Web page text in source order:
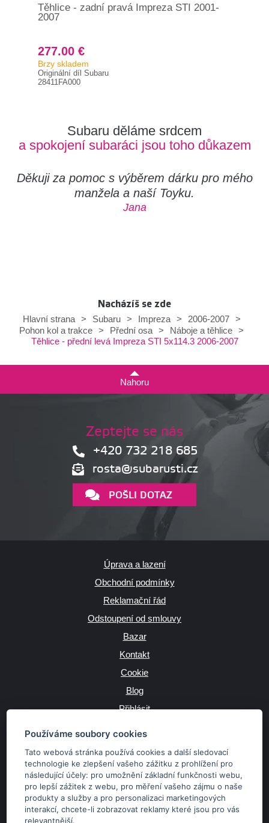
Používáme soubory cookies
Tato webová stránka používá cookies a další sledovací
technologie ke zlepšení vašeho zážitku z prohlížení pro
následující účely: pro umožnění základní funkčnosti webu,
pro lepší zážitek z webu, pro měření vašeho zájmu o naše
produkty a služby a pro personalizaci marketingových
interakcí,chcete-li zobrazovat reklamy které jsou pro vás
relevantnější.
Těhlice - zadní pravá Impreza STI 2001-
2007
277.00 €
Brzy skladem
Originální díl Subaru
28411FA000
Subaru děláme srdcem
a spokojení subaráci jsou toho důkazem
Děkuji za pomoc s výběrem dárku pro mého
manžela a naší Toyku.
Jana
Nacházíš se zde
Hlavní strana
> Subaru > Impreza > 2006-2007
>
Pohon kol a trakce > Přední osa > Náboje a těhlice >
Těhlice - přední levá Impreza STI 5x114.3 2006-2007
Nahoru
Zeptejte se nás
+420 732 218 685
rosta@subarusti.cz
POŠLI DOTAZ
Úprava a lazení
Obchodní podmínky
Reklamační řád
Odstoupení od smlouvy
Bazar
Kontakt
Cookie
Blog
Přihlásit
JAZYK